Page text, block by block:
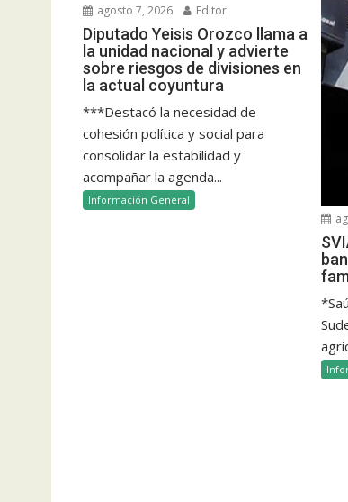
agosto 7, 2026 Editor
Diputado Yeisis Orozco llama a
la unidad nacional y advierte
sobre riesgos de divisiones en
la actual coyuntura
***Destacó la necesidad de
cohesión política y social para
consolidar la estabilidad y
acompañar la agenda...
Información General